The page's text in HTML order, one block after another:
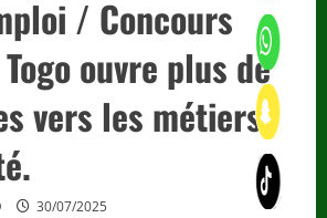
/ Concours
ouvre plus de
vers les métiers
30/07/2025